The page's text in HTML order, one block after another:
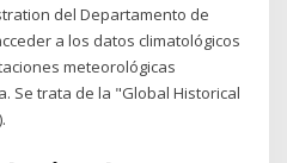
del Departamento de
a los datos climatológicos
meteorológicas
Se trata de la "Global Historical